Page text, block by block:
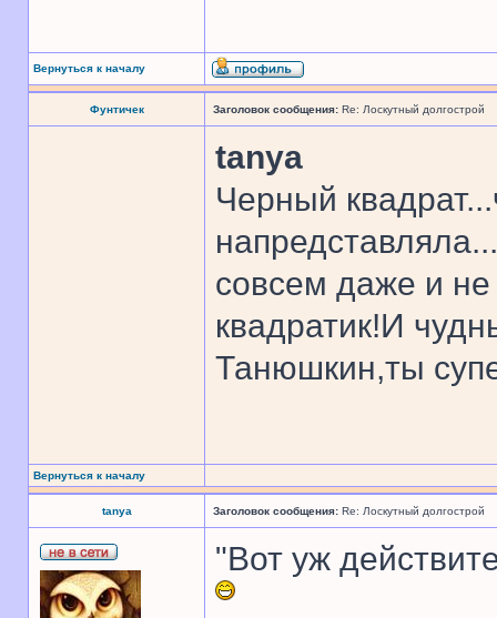
Вернуться к началу
Фунтичек Заголовок сообщения: Re: Лоскутный долгострой
tanya
Черный
совсем даже и
квадратик!И
Танюшкин,ты
Вернуться к началу
tanya Заголовок сообщения: Re: Лоскутный долгострой
"Вот уж